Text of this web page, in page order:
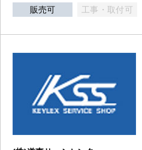
販売可 工事・取付可